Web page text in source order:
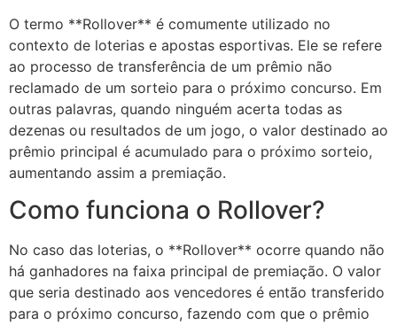
O termo **Rollover** é comumente utilizado no
contexto de loterias e apostas esportivas. Ele se refere
ao processo de transferência de um prêmio não
reclamado de um sorteio para o próximo concurso. Em
outras palavras, quando ninguém acerta todas as
dezenas ou resultados de um jogo, o valor destinado ao
prêmio principal é acumulado para o próximo sorteio,
aumentando assim a premiação.
Como funciona o Rollover?
No caso das loterias, o **Rollover** ocorre quando não
há ganhadores na faixa principal de premiação. O valor
que seria destinado aos vencedores é então transferido
para o próximo concurso, fazendo com que o prêmio